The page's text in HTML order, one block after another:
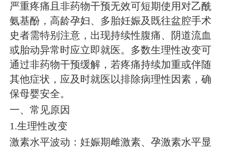
严重疼痛且非药物干预无效可短期使用对乙酰
氨基酚，高龄孕妇、多胎妊娠及既往盆腔手术
史者需特别注意，出现持续性腹痛、阴道流血
或胎动异常时应立即就医。多数生理性改变可
通过非药物干预缓解，若疼痛持续加重或伴随
其他症状，应及时就医以排除病理性因素，确
保母婴安全。
一、常见原因
1.生理性改变
激素水平波动：妊娠期雌激素、孕激素水平显